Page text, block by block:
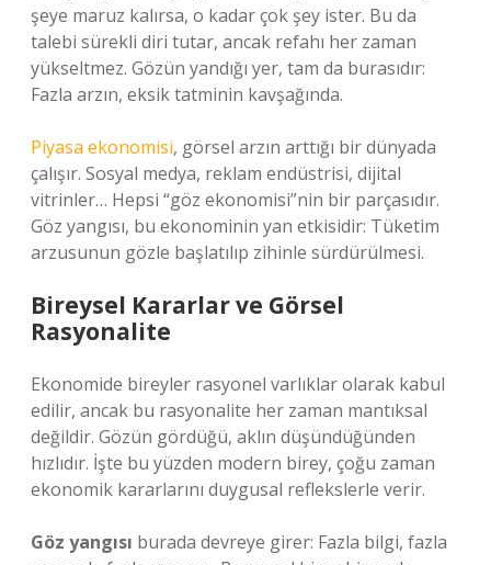
şeye maruz kalırsa, o kadar çok şey ister. Bu da
talebi sürekli diri tutar, ancak refahı her zaman
yükseltmez. Gözün yandığı yer, tam da burasıdır:
Fazla arzın, eksik tatminin kavşağında.
Piyasa ekonomisi, görsel arzın arttığı bir dünyada
çalışır. Sosyal medya, reklam endüstrisi, dijital
vitrinler… Hepsi “göz ekonomisi”nin bir parçasıdır.
Göz yangısı, bu ekonominin yan etkisidir: Tüketim
arzusunun gözle başlatılıp zihinle sürdürülmesi.
Bireysel Kararlar ve Görsel
Rasyonalite
Ekonomide bireyler rasyonel varlıklar olarak kabul
edilir, ancak bu rasyonalite her zaman mantıksal
değildir. Gözün gördüğü, aklın düşündüğünden
hızlıdır. İşte bu yüzden modern birey, çoğu zaman
ekonomik kararlarını duygusal reflekslerle verir.
Göz yangısı burada devreye girer: Fazla bilgi, fazla